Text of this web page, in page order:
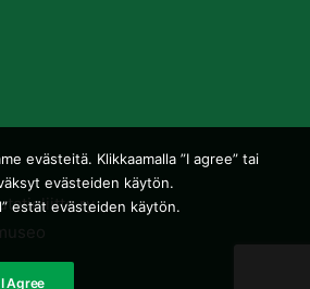
ry
evästeitä. Klikkaamalla ”I agree” tai
evästeiden käytön.
estät evästeiden käytön.
I Agree